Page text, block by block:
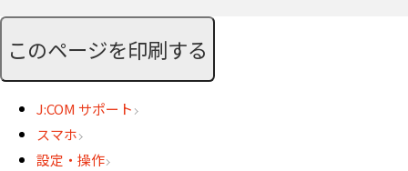
このページを印刷する
J:COM サポート
スマホ
設定・操作